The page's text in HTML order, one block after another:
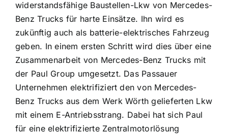
widerstandsfähige Baustellen-Lkw von Mercedes-
Benz Trucks für harte Einsätze. Ihn wird es
zukünftig auch als batterie-elektrisches Fahrzeug
geben. In einem ersten Schritt wird dies über eine
Zusammenarbeit von Mercedes-Benz Trucks mit
der Paul Group umgesetzt. Das Passauer
Unternehmen elektrifiziert den von Mercedes-
Benz Trucks aus dem Werk Wörth gelieferten Lkw
mit einem E-Antriebsstrang. Dabei hat sich Paul
für eine elektrifizierte Zentralmotorlösung